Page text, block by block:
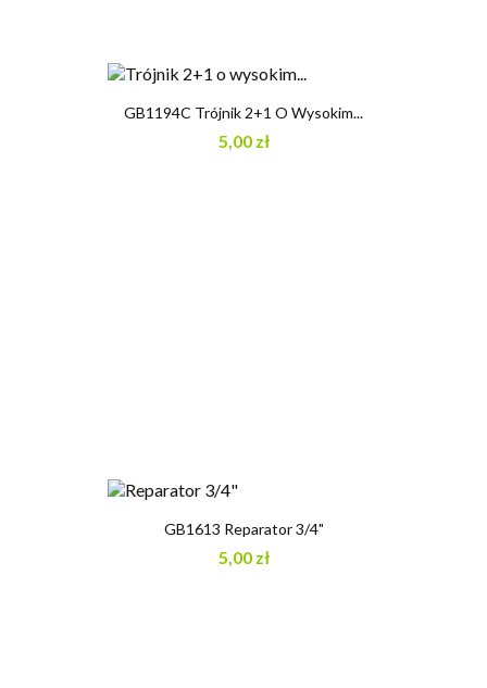
GB1194C Trójnik 2+1 O Wysokim...
5,00 zł
GB1613 Reparator 3/4"
5,00 zł